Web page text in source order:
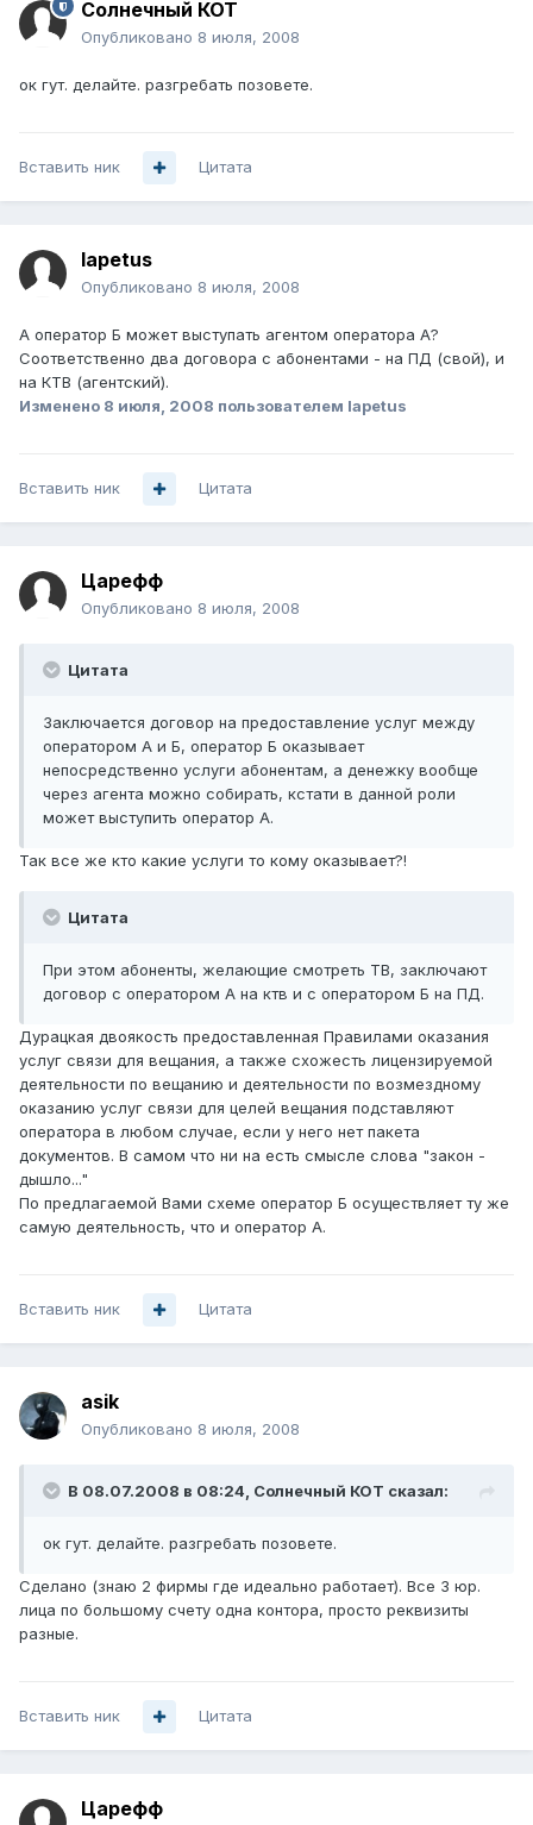
Солнечный КОТ
Опубликовано 8 июля, 2008
ок гут. делайте. разгребать позовете.
Вставить ник Цитата
Iapetus
Опубликовано 8 июля, 2008
А оператор Б может выступать агентом оператора А?
Соответственно два договора с абонентами - на ПД (свой), и
на КТВ (агентский).
Изменено 8 июля, 2008 пользователем Iapetus
Вставить ник Цитата
Царефф
Опубликовано 8 июля, 2008
Цитата
Заключается договор на предоставление услуг между
оператором А и Б, оператор Б оказывает
непосредственно услуги абонентам, а денежку вообще
через агента можно собирать, кстати в данной роли
может выступить оператор А.
Так все же кто какие услуги то кому оказывает?!
Цитата
При этом абоненты, желающие смотреть ТВ, заключают
договор с оператором А на ктв и с оператором Б на ПД.
Дурацкая двоякость предоставленная Правилами оказания
услуг связи для вещания, а также схожесть лицензируемой
деятельности по вещанию и деятельности по возмездному
оказанию услуг связи для целей вещания подставляют
оператора в любом случае, если у него нет пакета
документов. В самом что ни на есть смысле слова "закон -
дышло..."
По предлагаемой Вами схеме оператор Б осуществляет ту же
самую деятельность, что и оператор А.
Вставить ник Цитата
asik
Опубликовано 8 июля, 2008
В 08.07.2008 в 08:24, Солнечный КОТ сказал:
ок гут. делайте. разгребать позовете.
Сделано (знаю 2 фирмы где идеально работает). Все 3 юр.
лица по большому счету одна контора, просто реквизиты
разные.
Вставить ник Цитата
Царефф